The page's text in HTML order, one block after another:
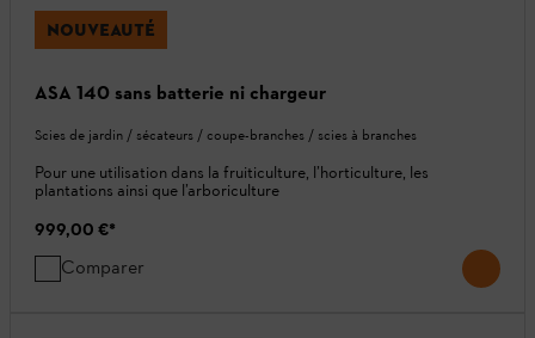
NOUVEAUTÉ
ASA 140 sans batterie ni chargeur
Scies de jardin / sécateurs / coupe-branches / scies à branches
Pour une utilisation dans la fruiticulture, l’horticulture, les
plantations ainsi que l’arboriculture
999,00 €*
Comparer